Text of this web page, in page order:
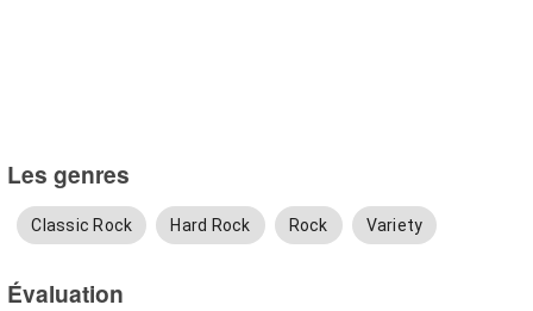
Les genres
Classic Rock Hard Rock Rock Variety
Évaluation